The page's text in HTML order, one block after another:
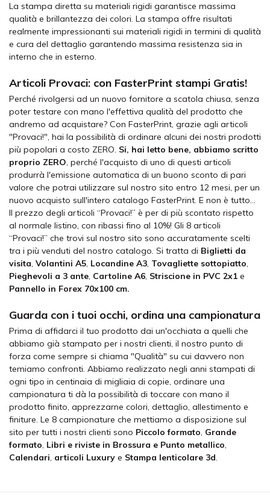
La stampa diretta su materiali rigidi garantisce massima
qualità e brillantezza dei colori. La stampa offre risultati
realmente impressionanti sui materiali rigidi in termini di qualità
e cura del dettaglio garantendo massima resistenza sia in
interno che in esterno.
Articoli Provaci: con FasterPrint stampi Gratis!
Perché rivolgersi ad un nuovo fornitore a scatola chiusa, senza
poter testare con mano l'effettiva qualità del prodotto che
andremo ad acquistare? Con FasterPrint, grazie agli articoli
"Provaci!", hai la possibilità di ordinare alcuni dei nostri prodotti
più popolari a costo ZERO. Si, hai letto bene, abbiamo scritto
proprio ZERO, perché l'acquisto di uno di questi articoli
produrrà l'emissione automatica di un buono sconto di pari
valore che potrai utilizzare sul nostro sito entro 12 mesi, per un
nuovo acquisto sull'intero catalogo FasterPrint. E non è tutto...
Il prezzo degli articoli “Provaci!” è per di più scontato rispetto
al normale listino, con ribassi fino al 10%! Gli 8 articoli
“Provaci!” che trovi sul nostro sito sono accuratamente scelti
tra i più venduti del nostro catalogo. Si tratta di Biglietti da
visita, Volantini A5, Locandine A3, Tovagliette sottopiatto,
Pieghevoli a 3 ante, Cartoline A6, Striscione in PVC 2x1 e
Pannello in Forex 70x100 cm.
Guarda con i tuoi occhi, ordina una campionatura
Prima di affidarci il tuo prodotto dai un'occhiata a quelli che
abbiamo già stampato per i nostri clienti, il nostro punto di
forza come sempre si chiama "Qualità" su cui davvero non
temiamo confronti. Abbiamo realizzato negli anni stampati di
ogni tipo in centinaia di migliaia di copie, ordinare una
campionatura ti dà la possibilità di toccare con mano il
prodotto finito, apprezzarne colori, dettaglio, allestimento e
finiture. Le 8 campionature che mettiamo a disposizione sul
sito per tutti i nostri clienti sono Piccolo formato, Grande
formato, Libri e riviste in Brossura e Punto metallico,
Calendari, articoli Luxury e Stampa lenticolare 3d.